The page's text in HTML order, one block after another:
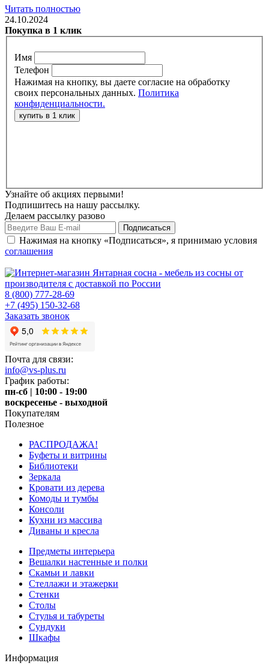
Читать полностью
24.10.2024
Покупка в 1 клик
Имя
Телефон
Нажимая на кнопку, вы даете согласие на обработку
своих персональных данных. Политика
конфиденциальности.
Узнайте об акциях первыми!
Подпишитесь на нашу рассылку.
Делаем рассылку разово
Нажимая на кнопку «Подписаться», я принимаю условия
соглашения
8 (800) 777-28-69
+7 (495) 150-32-68
Заказать звонок
Почта для связи:
info@vs-plus.ru
График работы:
пн-сб | 10:00 - 19:00
воскресенье - выходной
Покупателям
Полезное
РАСПРОДАЖА!
Буфеты и витрины
Библиотеки
Зеркала
Кровати из дерева
Комоды и тумбы
Консоли
Кухни из массива
Диваны и кресла
Предметы интерьера
Вешалки настенные и полки
Скамьи и лавки
Стеллажи и этажерки
Стенки
Столы
Стулья и табуреты
Сундуки
Шкафы
Информация